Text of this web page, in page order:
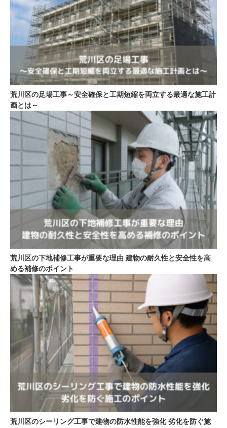
荒川区の足場工事～安全確保と工期短縮を両立する最適な施工計
画とは～
荒川区の下地補修工事が重要な理由 建物の耐久性と安全性を高
める補修のポイント
荒川区のシーリング工事で建物の防水性能を強化 劣化を防ぐ施